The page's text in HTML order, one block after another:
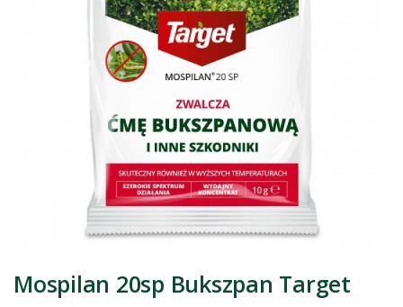
Mospilan 20sp Bukszpan Target